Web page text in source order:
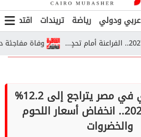
عربي ودولي رياضة تريندات اقتصاد
وفاة مفاجئة داخل قطار بأسيوط.. 5 أطفال
التضخم السنوي في مصر يتراجع إلى 12.2%
خلال يونيو 2026.. انخفاض أسعار اللحوم
والخضروات